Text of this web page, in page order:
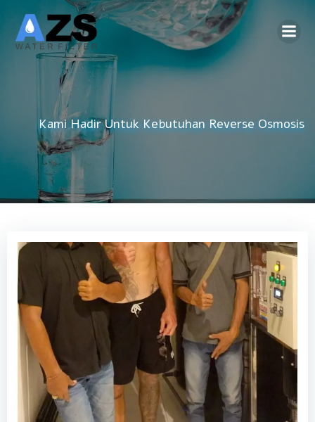
Skip
to
content
Kami Hadir Untuk Kebutuhan Reverse Osmosis